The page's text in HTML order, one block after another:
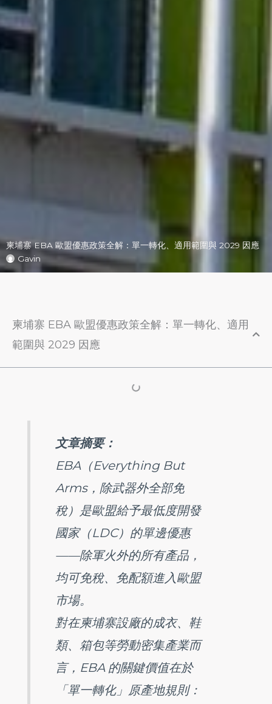
柬埔寨 EBA 歐盟優惠政策全解：單一轉化、適用範圍與 2029 因應
Gavin
柬埔寨 EBA 歐盟優惠政策全解：單一轉化、適用
範圍與 2029 因應
文章摘要：
EBA（Everything But
Arms，除武器外全部免
稅）是歐盟給予最低度開發
國家（LDC）的單邊優惠
——除軍火外的所有產品，
均可免稅、免配額進入歐盟
市場。
對在柬埔寨設廠的成衣、鞋
類、箱包等勞動密集產業而
言，EBA 的關鍵價值在於
「單一轉化」原產地規則：